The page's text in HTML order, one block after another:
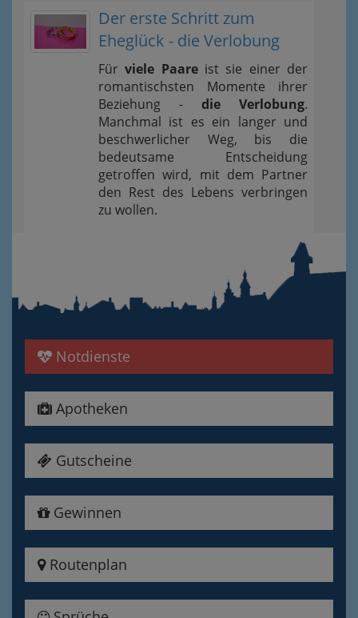
Der erste Schritt zum
Eheglück - die Verlobung
Fürviele Paareist sie einer der
romantischsten Momente ihrer
Beziehung - die Verlobung.
Manchmal ist es ein langer und
beschwerlicher Weg, bis die
bedeutsame Entscheidung
getroffen wird, mit dem Partner
den Rest des Lebens verbringen
zu wollen.
Notdienste
Apotheken
Gutscheine
Gewinnen
Routenplan